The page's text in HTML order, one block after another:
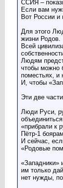
ССИЯ –
Если вам
Вот России и
Для этого
жизни Родов.
Всей
Людям
чтобы можно
поместьях, и
И, чтобы
Эти две
Люди Руси,
«прибрали к
Пётр-1
И сейчас,
«Родовые
«Западники»
им только
нет нужды,